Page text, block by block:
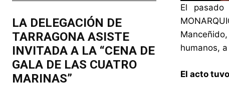
LA DELEGACIÓN DE
TARRAGONA ASISTE
INVITADA A LA “CENA DE
GALA DE LAS CUATRO
MARINAS”
El
humanos, a
El acto